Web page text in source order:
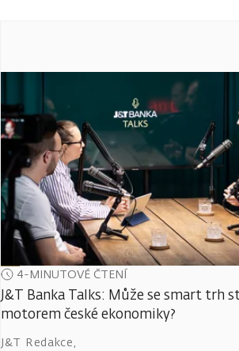
4-MINUTOVÉ ČTENÍ
J&T Banka Talks: Může se smart trh
motorem české ekonomiky?
J&T Redakce,